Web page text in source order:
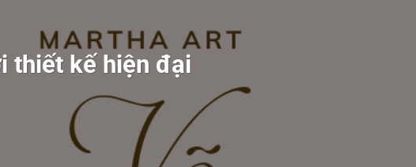
thiết kế hiện đại